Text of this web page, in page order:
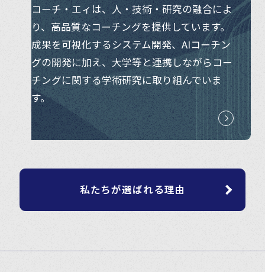
コーチ・エィは、人・技術・研究の融合によ
り、高品質なコーチングを提供しています。
成果を可視化するシステム開発、AIコーチン
グの開発に加え、大学等と連携しながらコー
チングに関する学術研究に取り組んでいま
す。
私たちが選ばれる理由